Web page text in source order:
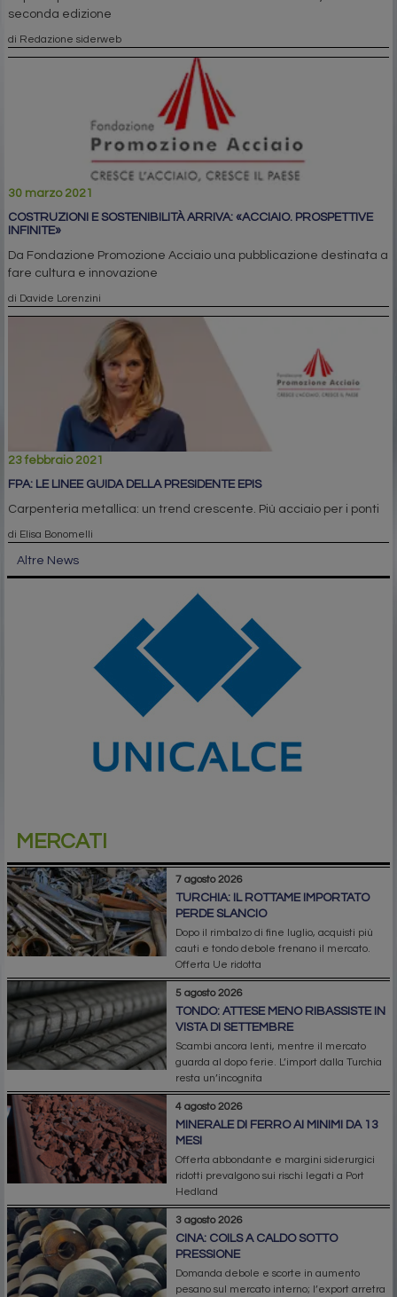
seconda edizione
di Redazione siderweb
30 marzo 2021
COSTRUZIONI E SOSTENIBILITÀ ARRIVA: «ACCIAIO. PROSPETTIVE
INFINITE»
Da Fondazione Promozione Acciaio una pubblicazione destinata a
fare cultura e innovazione
di Davide Lorenzini
23 febbraio 2021
FPA: LE LINEE GUIDA DELLA PRESIDENTE EPIS
Carpenteria metallica: un trend crescente. Più acciaio per i ponti
di Elisa Bonomelli
Altre News
MERCATI
7 agosto 2026
TURCHIA: IL ROTTAME IMPORTATO
PERDE SLANCIO
Dopo il rimbalzo di fine luglio, acquisti più
cauti e tondo debole frenano il mercato.
Offerta Ue ridotta
5 agosto 2026
TONDO: ATTESE MENO RIBASSISTE IN
VISTA DI SETTEMBRE
Scambi ancora lenti, mentre il mercato
guarda al dopo ferie. L’import dalla Turchia
resta un’incognita
4 agosto 2026
MINERALE DI FERRO AI MINIMI DA 13
MESI
Offerta abbondante e margini siderurgici
ridotti prevalgono sui rischi legati a Port
Hedland
3 agosto 2026
CINA: COILS A CALDO SOTTO
PRESSIONE
Domanda debole e scorte in aumento
pesano sul mercato interno; l’export arretra